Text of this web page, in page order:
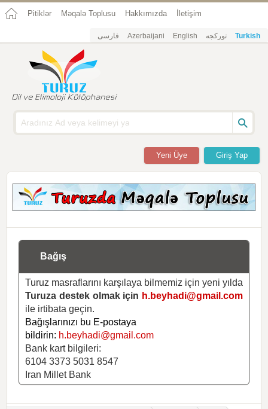
Pitiklər Məqalə Toplusu Hakkımızda İletişim
فارسی Azerbaijani English تورکجه Turkish
Giriş Yap
Yeni Üye
Bağış
Turuz masraflarını karşılaya bilmemiz için yeni yılda
Turuza destek olmak için h.beyhadi@gmail.com
ile irtibata geçin.
Bağışlarınızı bu E-postaya
bildirin: h.beyhadi@gmail.com
Bank kart bilgileri:
6104 3373 5031 8547
Iran Millet Bank